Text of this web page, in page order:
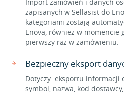
Import zamówień i danych
zapisanych w Sellasist do
kategoriami zostają
Enova, również w momencie
pierwszy raz w zamówieniu.
Bezpieczny eksport
Dotyczy: eksportu informacji
symbol, nazwa, kod